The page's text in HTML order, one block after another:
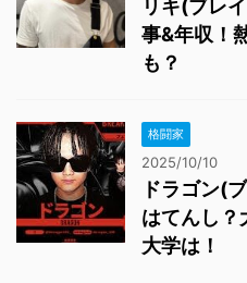
リキ(ブレ
事&年収！
も？
格闘家
2025/10/10
ドラゴン(
はてんし？
大学は！